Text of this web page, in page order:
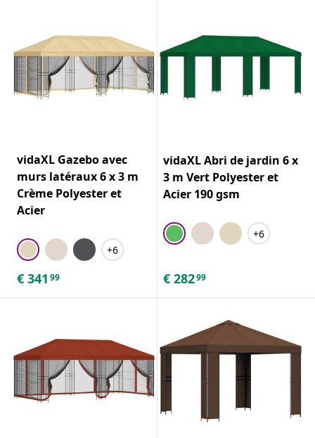
vidaXL Gazebo avec
murs latéraux 6 x 3 m
Crème Polyester et
Acier
+6
€ 341 99
vidaXL Abri de jardin 6 x
3 m Vert Polyester et
Acier 190 gsm
+6
€ 28299